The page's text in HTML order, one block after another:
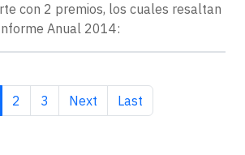
con 2 premios, los cuales resaltan
Anual 2014:
page
Page
2 Page
3 Next page
Next Last page
Last